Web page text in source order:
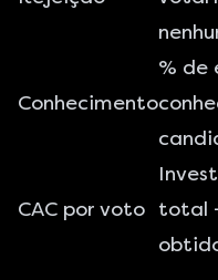
Conhecimento
% de
CAC por voto total